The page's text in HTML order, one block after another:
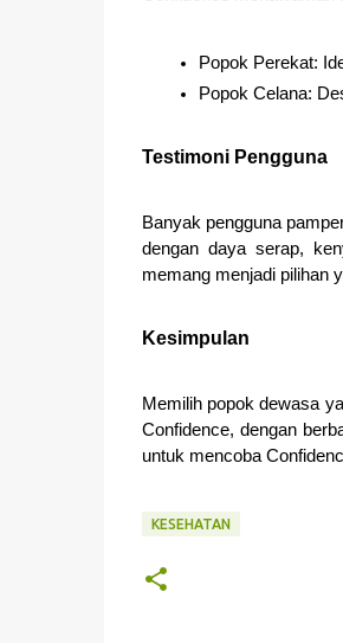
Popok Perekat:
Popok Celana:
Testimoni Pengguna
Banyak pengguna
dengan daya serap,
memang menjadi pilihan
Kesimpulan
Memilih popok dewasa
Confidence, dengan
untuk mencoba
KESEHATAN